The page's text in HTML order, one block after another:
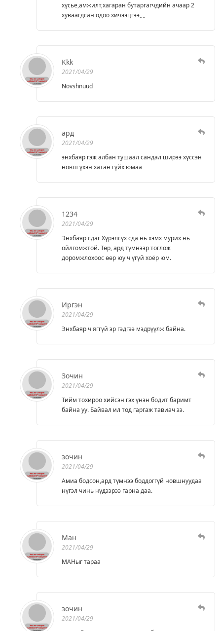
хүсье,амжилт,хагаран бутаргагчдийн ачаар 2
хуваагдсан одоо хичээцгээ,,,,
Kkk
2021/04/29
Novshnuud
ард
2021/04/29
энхбаяр гэж албан тушаал сандал ширээ хүссэн
новш үхэн хатан гүйх юмаа
1234
2021/04/29
Энхбаяр сдаг Хүрэлсүх сда нь хэмх мурих нь
ойлгомжтой. Төр, ард түмнээр тоглож
доромжлохоос өөр юу ч үгүй хоёр юм.
Иргэн
2021/04/29
Энхбаяр ч яггүй эр гэдгээ мэдрүүлж байна.
Зочин
2021/04/29
Тийм тохироо хийсэн гэх үнэн бодит баримт
байна уу. Байвал ил тод гаргаж тавиач ээ.
зочин
2021/04/29
Амиа бодсон,ард түмнээ боддоггүй новшнуудаа
нүгэл чинь нүдээрээ гарна даа.
Ман
2021/04/29
МАНыг тараа
зочин
2021/04/29